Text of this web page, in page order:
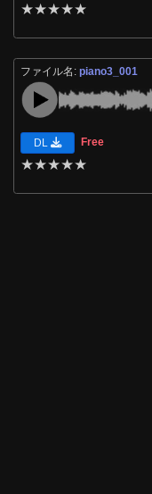
★★★★★
ファイル名:piano3_001
DL Free
★★★★★